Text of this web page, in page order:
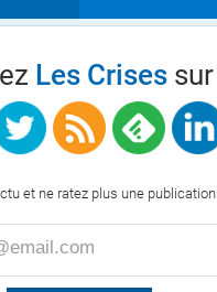
Les Crisessur
et ne ratez plus une publication